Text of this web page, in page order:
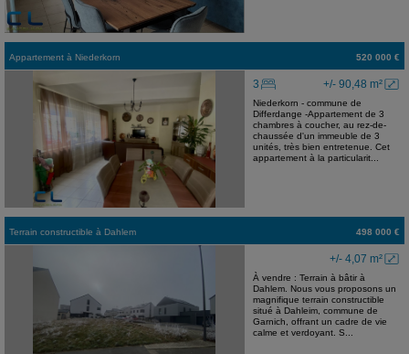
Appartement à Niederkorn 520 000 €
+/- 90,48 m²
3
Niederkorn - commune de
Differdange -Appartement de 3
chambres à coucher, au rez-de-
chaussée d'un immeuble de 3
unités, très bien entretenue. Cet
appartement à la particularit...
Terrain constructible à Dahlem 498 000 €
+/- 4,07 m²
À vendre : Terrain à bâtir à
Dahlem. Nous vous proposons un
magnifique terrain constructible
situé à Dahleim, commune de
Garnich, offrant un cadre de vie
calme et verdoyant. S...